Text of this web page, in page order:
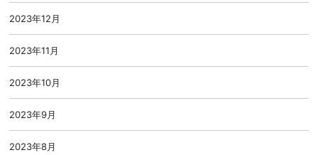
2023年12月
2023年11月
2023年10月
2023年9月
2023年8月